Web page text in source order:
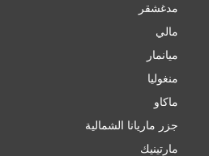
مدغشقر
مالي
ميانمار
منغوليا
ماكاو
جزر ماريانا الشمالية
مارتينيك